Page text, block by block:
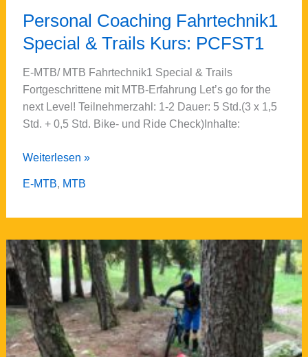
Personal Coaching Fahrtechnik1
Special & Trails Kurs: PCFST1
E-MTB/ MTB Fahrtechnik1 Special & Trails
Fortgeschrittene mit MTB-Erfahrung Let’s go for the
next Level! Teilnehmerzahl: 1-2 Dauer: 5 Std.(3 x 1,5
Std. + 0,5 Std. Bike- und Ride Check)Inhalte:
Personal
Fahrtechnik1
Trails
Kurs:
PCFST1
Weiterlesen »
E-MTB, MTB